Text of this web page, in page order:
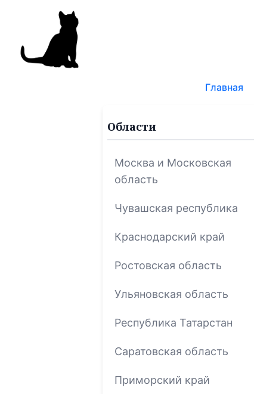
Главнаяпо
Области
Москва и Московская
область
Чувашская республика
Краснодарский край
Ростовская область
Ульяновская область
Республика Татарстан
Саратовская область
Приморский край